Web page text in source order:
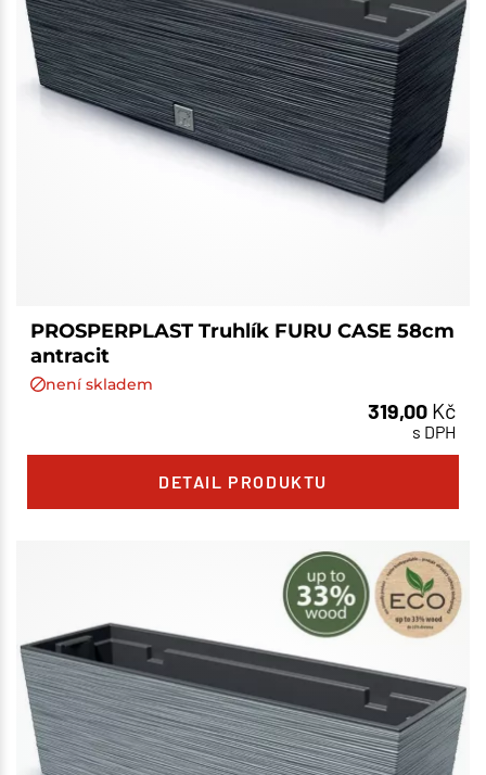
PROSPERPLAST Truhlík FURU CASE 58cm
antracit
není skladem
319,00 Kč
s DPH
DETAIL PRODUKTU